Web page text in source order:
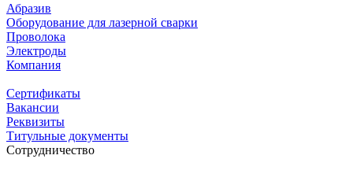
Абразив
Оборудование для лазерной сварки
Проволока
Электроды
Компания
Сертификаты
Вакансии
Реквизиты
Титульные документы
Сотрудничество